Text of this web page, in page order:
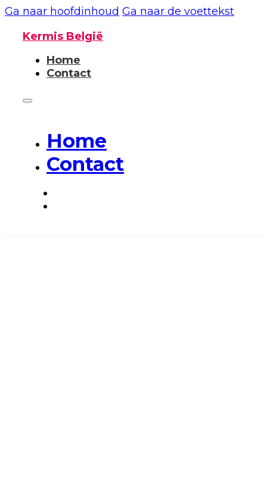
Ga naar hoofdinhoud Ga naar de voettekst
Kermis België
Home
Contact
Home
Contact